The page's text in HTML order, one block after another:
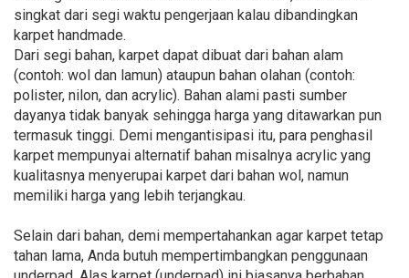
singkat dari segi waktu pengerjaan kalau dibandingkan
karpet handmade.
Dari segi bahan, karpet dapat dibuat dari bahan alam
(contoh: wol dan lamun) ataupun bahan olahan (contoh:
polister, nilon, dan acrylic). Bahan alami pasti sumber
dayanya tidak banyak sehingga harga yang ditawarkan pun
termasuk tinggi. Demi mengantisipasi itu, para penghasil
karpet mempunyai alternatif bahan misalnya acrylic yang
kualitasnya menyerupai karpet dari bahan wol, namun
memiliki harga yang lebih terjangkau.
Selain dari bahan, demi mempertahankan agar karpet tetap
tahan lama, Anda butuh mempertimbangkan penggunaan